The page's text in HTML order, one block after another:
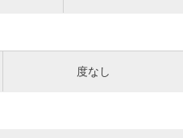
度なし